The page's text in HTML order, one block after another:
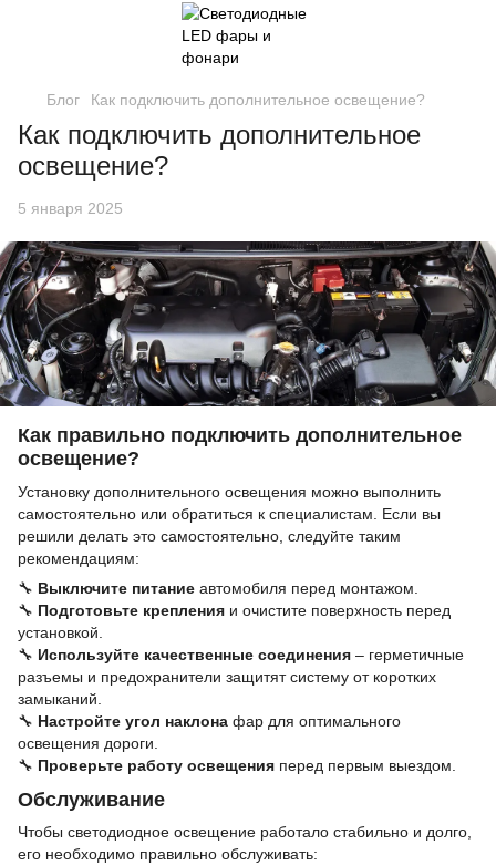
Блог Как подключить дополнительное освещение?
Как подключить дополнительное
освещение?
5 января 2025
Как правильно подключить дополнительное
освещение?
Установку дополнительного освещения можно выполнить
самостоятельно или обратиться к специалистам. Если вы
решили делать это самостоятельно, следуйте таким
рекомендациям:
🔧 Выключите питание автомобиля перед монтажом.
🔧 Подготовьте крепления и очистите поверхность перед
установкой.
🔧 Используйте качественные соединения – герметичные
разъемы и предохранители защитят систему от коротких
замыканий.
🔧 Настройте угол наклона фар для оптимального
освещения дороги.
🔧 Проверьте работу освещения перед первым выездом.
Обслуживание
Чтобы светодиодное освещение работало стабильно и долго,
его необходимо правильно обслуживать: